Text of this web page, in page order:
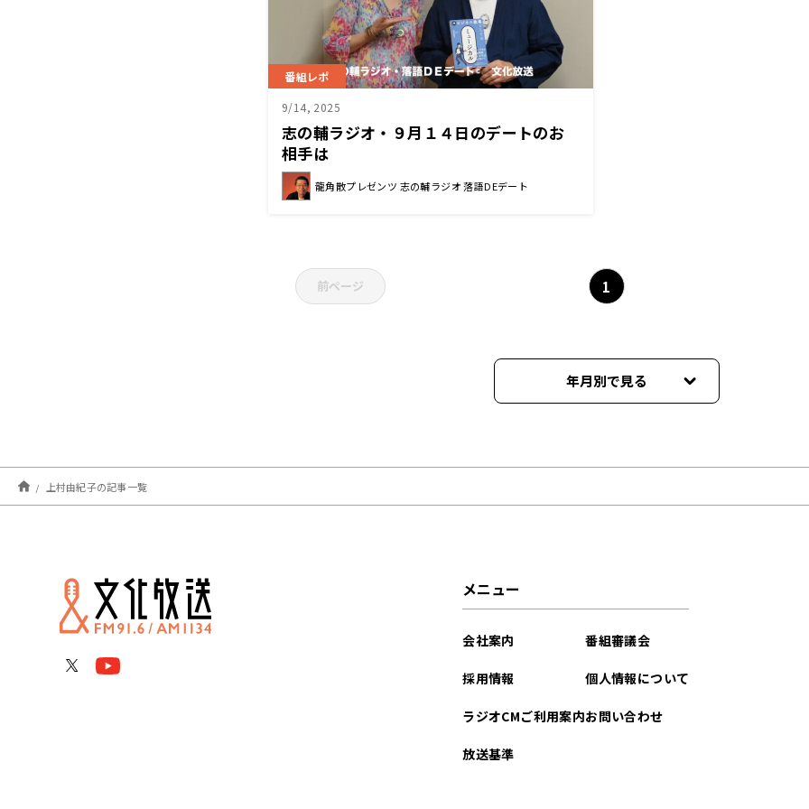
番組レポ
9/14, 2025
志の輔ラジオ・９月１４日のデートのお
相手は
龍角散プレゼンツ 志の輔ラジオ 落語DEデート
前ページ 1
年月別で見る
上村由紀子の記事一覧
メニュー
会社案内
採用情報
ラジオCMご利用案内
放送基準
番組審議会
個人情報について
お問い合わせ